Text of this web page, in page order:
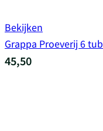
Bekijken
Grappa Proeverij 6
45,50